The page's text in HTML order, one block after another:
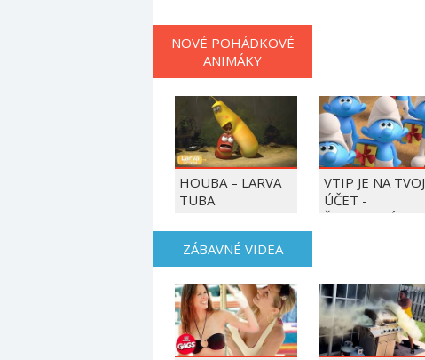
NOVÉ POHÁDKOVÉ
ANIMÁKY
HOUBA – LARVA
TUBA
VTIP JE NA TVOJ
ÚČET -
ŠMOULOVÉ
ZÁBAVNÉ VIDEA